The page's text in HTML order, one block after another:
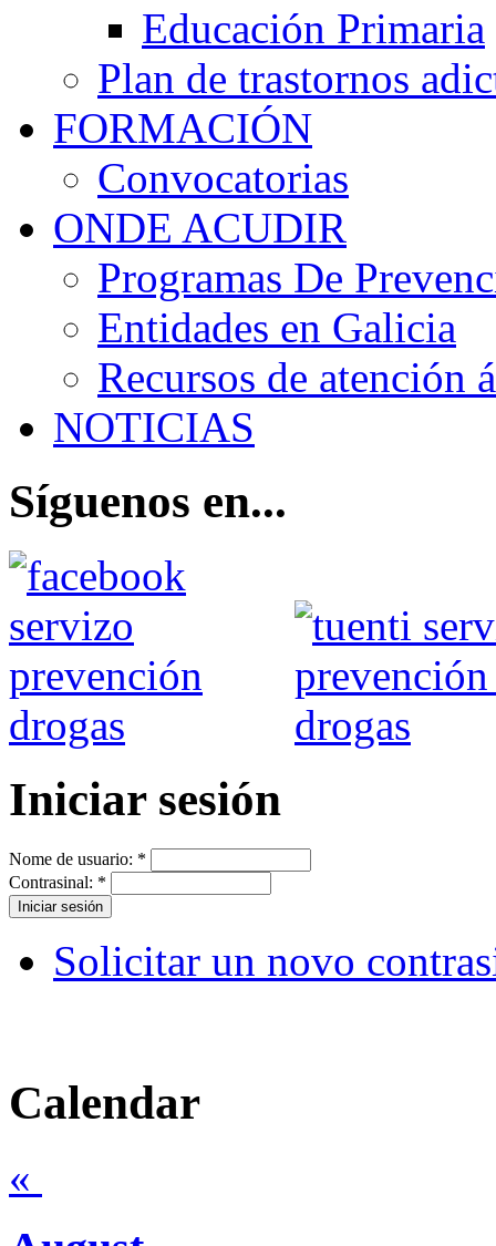
Educación Primaria
Plan de trastornos
FORMACIÓN
Convocatorias
ONDE ACUDIR
Programas De
Entidades en Galicia
Recursos de atención
NOTICIAS
Síguenos en...
Iniciar sesión
Nome de usuario: *
Contrasinal: *
Solicitar un novo
Calendar
«